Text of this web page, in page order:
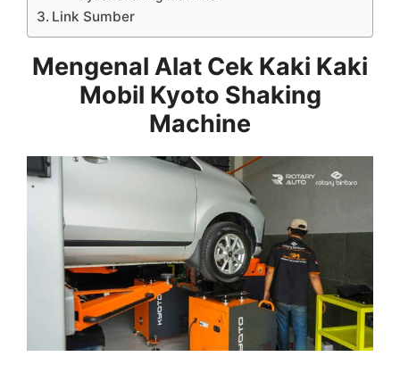
Link Sumber
Mengenal Alat Cek Kaki Kaki
Mobil Kyoto Shaking
Machine